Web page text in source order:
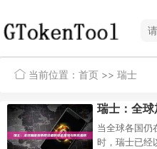
当前位置： 首页 >> 瑞士
当全球各国仍
时，瑞士已经